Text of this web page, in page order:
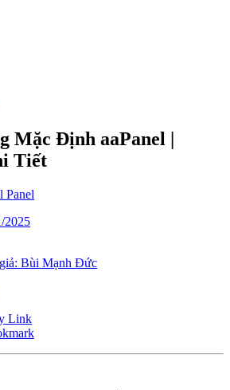
Mặc Định aaPanel |
Tiết
Panel
2025
Bùi Mạnh Đức
Link